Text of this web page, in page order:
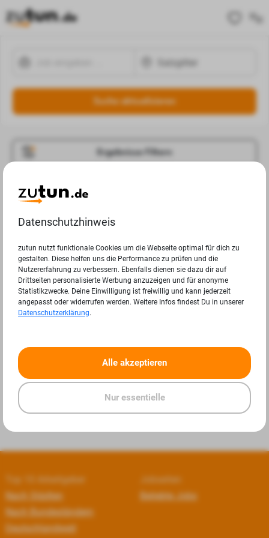
Suche aktualisieren
Ergebnisse Filtern
Jobangebote
Ergebnisse.
« »
Top 10 Arbeitgeber
Nach Städten
Nach Bundesländern
Deutschlandweit
Jobseiten
Beliebte Jobs
Datenschutzhinweis
zutun nutzt funktionale Cookies um die Webseite optimal für dich zu
gestalten. Diese helfen uns die Performance zu prüfen und die
Nutzererfahrung zu verbessern. Ebenfalls dienen sie dazu dir auf
Drittseiten personalisierte Werbung anzuzeigen und für anonyme
Statistikzwecke. Deine Einwilligung ist freiwillig und kann jederzeit
angepasst oder widerrufen werden. Weitere Infos findest Du in unserer
Datenschutzerklärung.
Alle akzeptieren
Nur essentielle